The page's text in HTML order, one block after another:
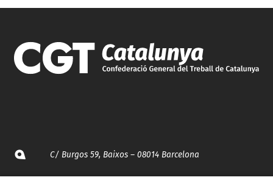
C/ Burgos 59, Baixos – 08014 Barcelona